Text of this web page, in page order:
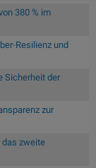
380 % im
Resilienz und
Sicherheit der
zur
das zweite